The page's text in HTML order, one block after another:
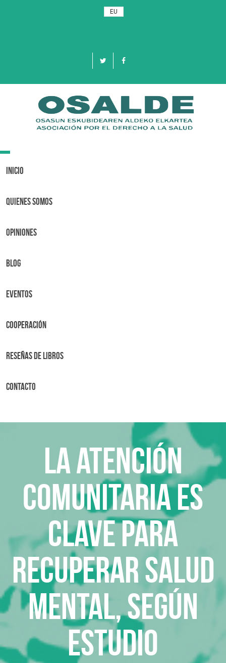
EU
Toggle
Inicio
Quienes Somos
OPINIONES
BLOG
Eventos
Cooperación
Reseñas de libros
Contacto
La atención
comunitaria es
clave para
recuperar salud
mental, según
estudio